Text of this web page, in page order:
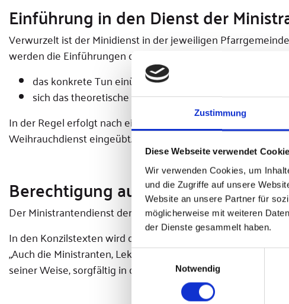
Zustimmung
Diese Webseite verwendet
Wir verwenden Cookies, um
und die Zugriffe auf unsere
Website an unsere Partner für
möglicherweise mit weiteren
der Dienste gesammelt haben.
Einwilligungsauswahl
Notwendig
Einführung in den Dienst der
Verwurzelt ist der Minidienst in der jeweiligen
werden die Einführungen der neuen Ministranten und
das konkrete Tun einüben
sich das theoretische und liturgische Wissen, also
In der Regel erfolgt nach einer Zeit des Übens und
Weihrauchdienst eingeübt.
Berechtigung aus dem liturgischen
Der Ministrantendienst der Kinder, Jugendlichen und
In den Konzilstexten wird der Ministrantendienst als ein
„Auch die Ministranten, Lektoren, Kommentatoren und die
seiner Weise, sorgfältig in den Geist der Liturgie einführen